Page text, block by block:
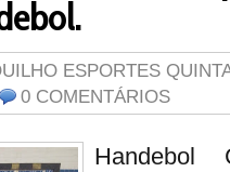
ESPORTES
0 COMENTÁRIOS
Handebol